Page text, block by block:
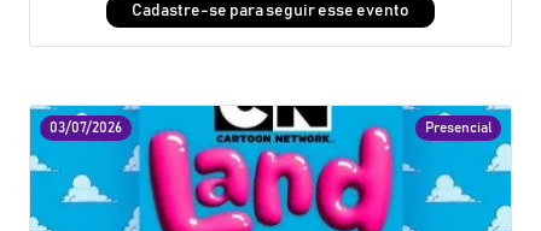
Cadastre-se para seguir esse evento
Presencial
03/07/2026